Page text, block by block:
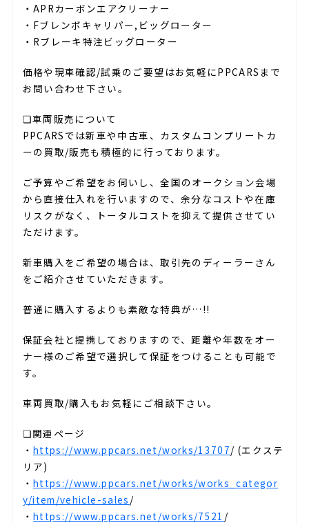
・APRカーボンエアクリーナー
・Fブレンボキャリパー,ビッグローター
・Rブレーキ特注ビッグローター
価格や現車確認/試乗のご要望はお気軽にPPCARSまで
お問い合わせ下さい。
❏車両販売について
PPCARSでは新車や中古車、カスタムコンプリートカ
ーの買取/販売も積極的に行っております。
ご予算やご希望をお伺いし、全国のオークション会場
から直接仕入れを行いますので、余分なコストや在庫
リスクがなく、トータルコストを抑えて提供させてい
ただけます。
新車購入をご希望の場合は、取引先のディーラーさん
をご紹介させていただきます。
普通に購入するよりも素敵な特典が…!!
保証会社と提携しておりますので、距離や年数をオー
ナー様のご希望で選択して保証をつけることも可能で
す。
車両買取/購入もお気軽にご相談下さい。
❏関連ページ
・ https://www.ppcars.net/works/13707/ (エクステ
リア)
・ https://www.ppcars.net/works/works_categor
y/item/vehicle-sales /
・ https://www.ppcars.net/works/7521 /